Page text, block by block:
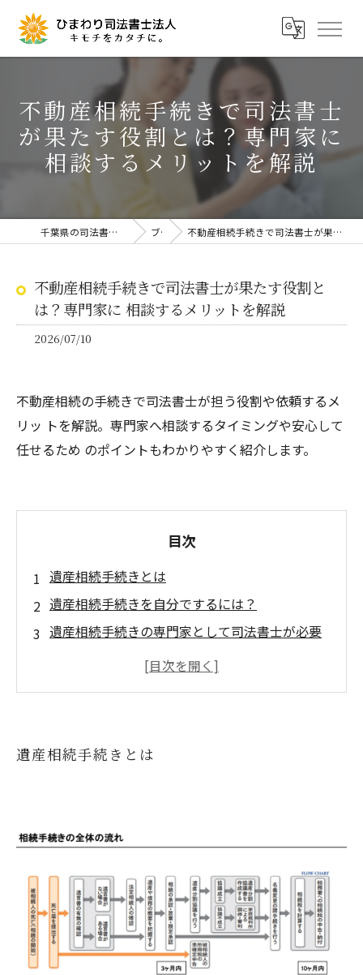
不動産相続手続きで司法書士
が果たす役割とは？専門家に
相談するメリットを解説
千葉県の司法書士ならひまわり司法書士法人 ブログ 不動産相続手続きで司法書士が果たす役割とは？専門家に 相談するメリットを解説
不動産相続手続きで司法書士が果たす役割と
は？専門家に 相談するメリットを解説
2026/07/10
不動産相続の手続きで司法書士が担う役割や依頼するメ
リッ トを解説。専門家へ相談するタイミングや安心して
任せるため のポイントもわかりやすく紹介します。
目次
遺産相続手続きとは
遺産相続手続きを自分でするには？
遺産相続手続きの専門家として司法書士が必要
ト
この記事を監修した人
遺産相続手続きとは